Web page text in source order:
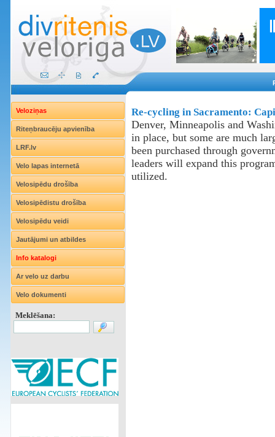
Veloziņas
Riteņbraucēju apvienība
LRF.lv
Velo lapas internetā
Velosipēdu drošība
Velosipēdistu drošība
Velosipēdu veidi
Jautājumi un atbildes
Info katalogi
Ar velo uz darbu
Velo dokumenti
Meklēšana:
Re-cycling in Sacramento:
Denver, Minneapolis and
in place, but some are much
been purchased through
leaders will expand this
utilized.